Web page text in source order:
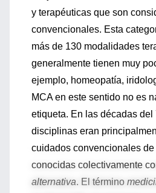
y terapéuticas que son
convencionales. Esta
más de 130 modalidades
generalmente tienen muy
ejemplo, homeopatía,
MCA en este sentido no es
etiqueta. En las décadas del
disciplinas eran
cuidados convencionales
conocidas colectivamente
alternativa. El término